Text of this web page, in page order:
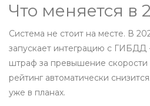
Что меняется в
Система не стоит на месте. В
запускает интеграцию с ГИБДД
штраф за превышение скорости
рейтинг автоматически
уже в планах.